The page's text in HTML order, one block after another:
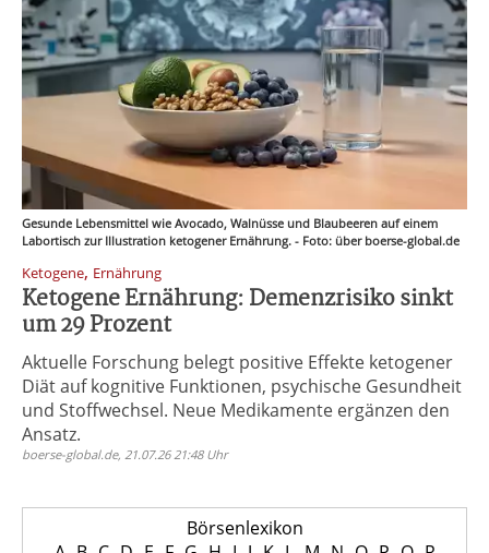
Gesunde Lebensmittel wie Avocado, Walnüsse und Blaubeeren auf einem
Labortisch zur Illustration ketogener Ernährung. - Foto: über boerse-global.de
Ketogene, Ernährung
Ketogene Ernährung: Demenzrisiko sinkt
um 29 Prozent
Aktuelle Forschung belegt positive Effekte ketogener
Diät auf kognitive Funktionen, psychische Gesundheit
und Stoffwechsel. Neue Medikamente ergänzen den
Ansatz.
boerse-global.de, 21.07.26 21:48 Uhr
Börsenlexikon